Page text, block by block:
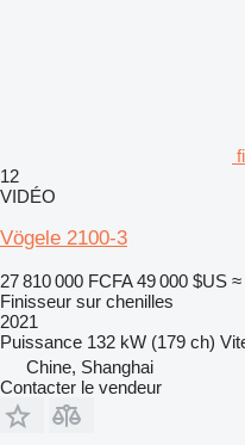
12
VIDÉO
Vögele 2100-3
27 810 000 FCFA 49 000 $US ≈
Finisseur sur chenilles
2021
Puissance 132 kW (179 ch)
Chine, Shanghai
Contacter le vendeur